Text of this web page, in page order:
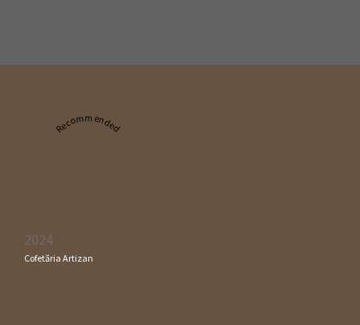
Recommended
2024
Cofetăria Artizan